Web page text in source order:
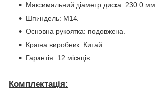
Максимальний діаметр диска: 230.0 мм.
Шпиндель: M14.
Основна рукоятка: подовжена.
Країна виробник: Китай.
Гарантія: 12 місяців.
Комплектація: